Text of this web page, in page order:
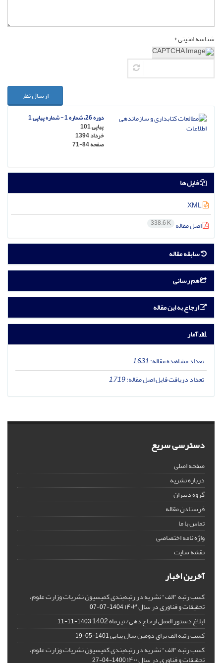
شناسه امنیتی *
ارسال نظر
دوره 26، شماره 1 - شماره پیاپی 1
پیاپی 101
خرداد 1394
صفحه71-84
فایل ها
اصل مقاله 338.6 K
سابقه مقاله
هم رسانی
ارجاع به این مقاله
آمار
تعداد مشاهده مقاله:1,631
تعداد دریافت فایل اصل مقاله:1,719
دسترسی سریع
صفحه اصلی
درباره نشریه
گروه دبیران
فرستادن مقاله
تماس با ما
واژه نامه اختصاصی
نقشه سایت
آخرین اخبار
کسب رتبه "الف" نشریه در رتبه‌بندی کمیسیون نشریات وزارت علوم،
تحقیقات و فناوری در سال ۱۴۰۳ 1404-07-07
ابلاغ دستور العمل ارجاع دهی/ تیرماه 1402 1403-11-11
کسب رتبه الف برای دومین سال پیاپی1401-05-19
کسب رتبه "الف" نشریه در رتبه‌بندی کمیسیون نشریات وزارت علوم،
تحقیقات و فناوری در سال ۱۴۰۰ 1400-04-27